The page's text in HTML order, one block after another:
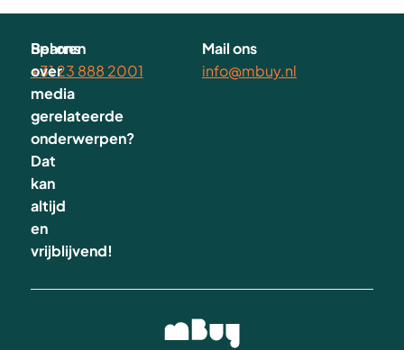
Bel ons
+31 23 888 2001
Mail ons
info@mbuy.nl
Sparren
over
media
gerelateerde
onderwerpen?
Dat
kan
altijd
en
vrijblijvend!